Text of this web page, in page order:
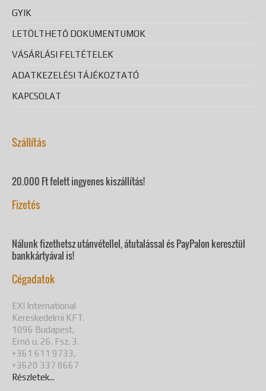
GYIK
LETÖLTHETŐ DOKUMENTUMOK
VÁSÁRLÁSI FELTÉTELEK
ADATKEZELÉSI TÁJÉKOZTATÓ
KAPCSOLAT
Szállítás
20.000 Ft felett ingyenes kiszállítás!
Fizetés
Nálunk fizethetsz utánvétellel, átutalással és PayPalon keresztül
bankkártyával is!
Cégadatok
EXI International
Kereskedelmi KFT.
1096 Budapest,
Ernő u. 26. Fsz. 3.
+361 611 9733,
+3620 337 8667
Részletek...